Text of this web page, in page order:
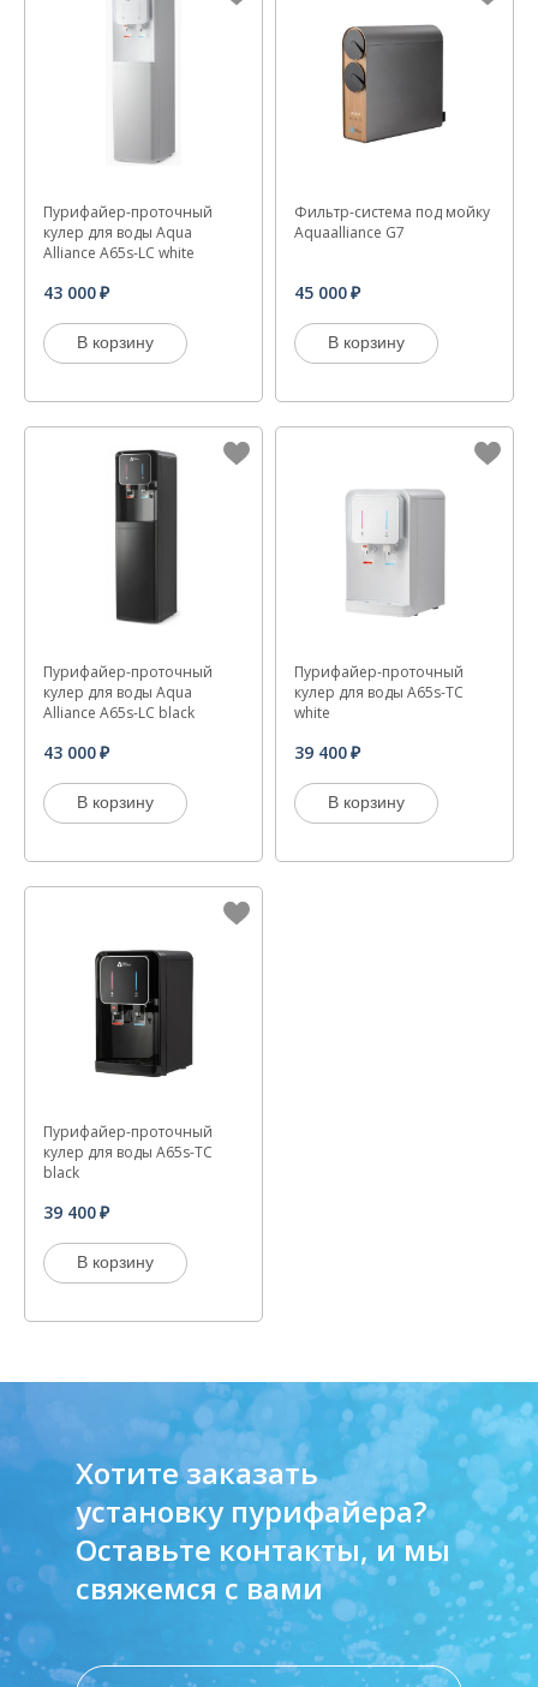
Пурифайер-проточный
кулер для воды Aqua
Alliance A65s-LC white
43 000
В корзину
Фильтр-система под мойку
Aquaalliance G7
45 000
В корзину
Пурифайер-проточный
кулер для воды Aqua
Alliance A65s-LC black
43 000
В корзину
Пурифайер-проточный
кулер для воды A65s-TC
white
39 400
В корзину
Пурифайер-проточный
кулер для воды A65s-TC
black
39 400
В корзину
Хотите заказать
установку пурифайера?
Оставьте контакты, и мы
свяжемся с вами